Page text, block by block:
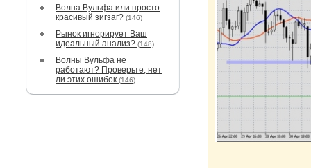
Волна Вульфа или просто
красивый зигзаг? (146)
Рынок игнорирует Ваш
идеальный анализ? (148)
Волны Вульфа не
работают? Проверьте, нет
ли этих ошибок (146)